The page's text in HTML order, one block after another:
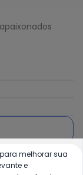
a nossa Política
melhorar sua
e